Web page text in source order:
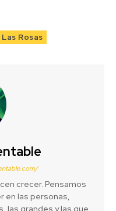
Rosas
crecer. Pensamos
en las personas,
las grandes y las que